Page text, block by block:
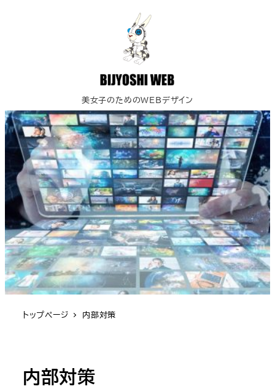
美女子のためのWEBデザイン
トップページ 内部対策
内部対策